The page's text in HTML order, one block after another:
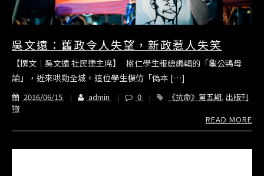
吳文遠：舊政令人失望，新政惹人失笑
【撰文｜吳文遠 社民連主席】 樹仁學生報總編輯的「龜公鴇母
論」，近來哄動全城。這位學生模仿「偽本 […]
2016/06/15 admin 0 《抗命》第五期, 出版刊
物
READ MORE